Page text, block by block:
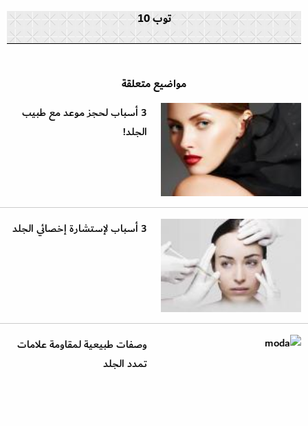
توب 10
مواضيع متعلقة
3 أسباب لحجز موعد مع طبيب
الجلد!
3 أسباب لإستشارة إخصائي الجلد
وصفات طبيعية لمقاومة علامات
تمدد الجلد